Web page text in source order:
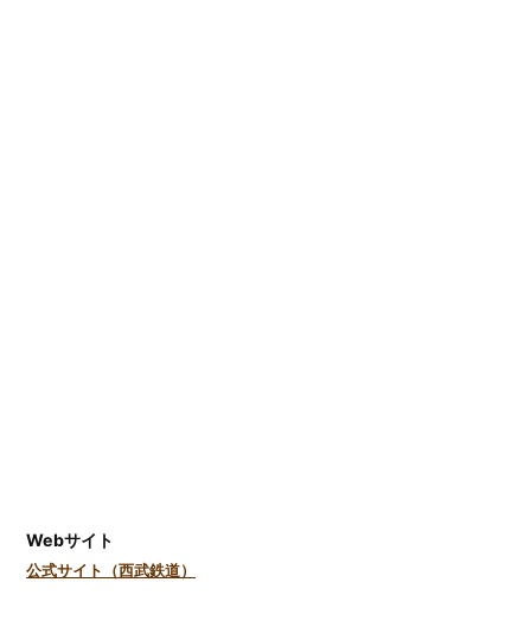
Webサイト
公式サイト（西武鉄道）